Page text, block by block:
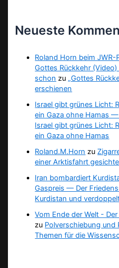
Neueste
Roland Horn beim
Gottes Rückkehr
schon zu „Gottes
erschienen
Israel gibt grünes Licht:
ein Gaza ohne Hamas
Israel gibt grünes Licht:
ein Gaza ohne Hamas
Roland.M.Horn zu
einer Arktisfahrt
Iran bombardiert
Gaspreis — Der
Kurdistan und
Vom Ende der Welt -
zu Polverschiebung und
Themen für die